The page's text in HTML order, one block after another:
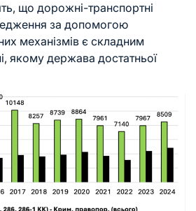
що дорожні-транспортні
за допомогою
механізмів є складним
якому держава достатньої